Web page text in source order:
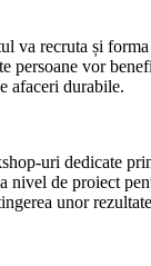
va recruta și
persoane vor
afaceri durabile.
uri dedicate
nivel de proiect
unor